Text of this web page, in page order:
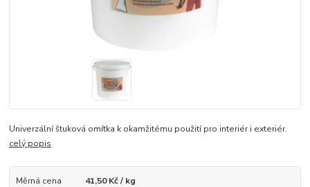
Univerzální štuková omítka k okamžitému použití pro interiér i exteriér.
celý popis
Měrná cena
41,50 Kč / kg